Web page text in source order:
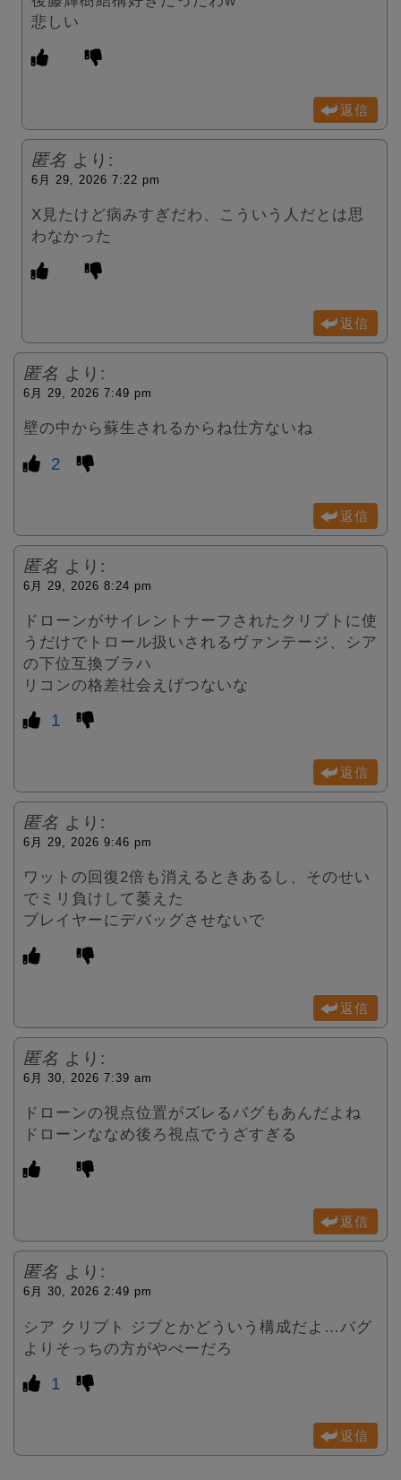
悲しい
返信
匿名 より:
6月 29, 2026 7:22 pm
X見たけど病みすぎだわ、こういう人だとは思
わなかった
返信
匿名 より:
6月 29, 2026 7:49 pm
壁の中から蘇生されるからね仕方ないね
2
返信
匿名 より:
6月 29, 2026 8:24 pm
ドローンがサイレントナーフされたクリプトに使
うだけでトロール扱いされるヴァンテージ、シア
の下位互換ブラハ
リコンの格差社会えげつないな
1
返信
匿名 より:
6月 29, 2026 9:46 pm
ワットの回復2倍も消えるときあるし、そのせい
でミリ負けして萎えた
プレイヤーにデバッグさせないで
返信
匿名 より:
6月 30, 2026 7:39 am
ドローンの視点位置がズレるバグもあんだよね
ドローンななめ後ろ視点でうざすぎる
返信
匿名 より:
6月 30, 2026 2:49 pm
シア クリプト ジブとかどういう構成だよ…バグ
よりそっちの方がやべーだろ
1
返信